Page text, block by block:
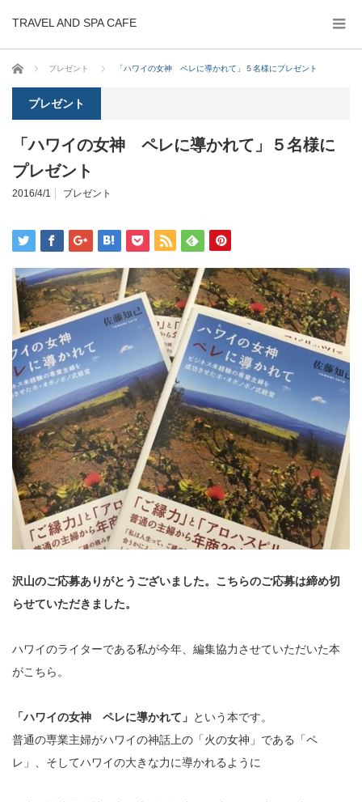
TRAVEL AND SPA CAFE
ホーム プレゼント 「ハワイの女神 ペレに導かれて」５名様にプレゼント
プレゼント
「ハワイの女神 ペレに導かれて」５名様に
プレゼント
2016/4/1 プレゼント
沢山のご応募ありがとうございました。こちらのご応募は締め切
らせていただきました。
ハワイのライターである私が今年、編集協力させていただいた本
がこちら。
「ハワイの女神 ペレに導かれて」 という本です。
普通の専業主婦がハワイの神話上の「火の女神」である「ペ
レ」、そしてハワイの大きな力に導かれるように